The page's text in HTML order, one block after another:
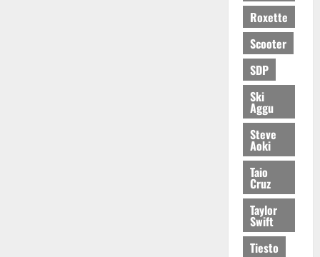
Roxette
Scooter
SDP
Ski
Aggu
Steve
Aoki
Taio
Cruz
Taylor
Swift
Tiesto